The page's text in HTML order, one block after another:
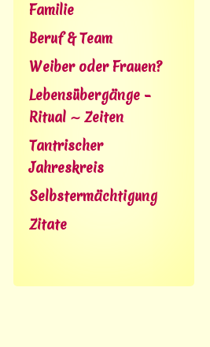
Familie
Beruf & Team
Weiber oder Frauen?
Lebensübergänge –
Ritual ∼ Zeiten
Tantrischer
Jahreskreis
Selbstermächtigung
Zitate